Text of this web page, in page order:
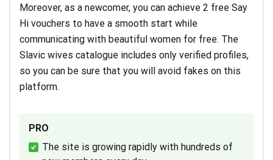
Moreover, as a newcomer, you can achieve 2 free Say
Hi vouchers to have a smooth start while
communicating with beautiful women for free. The
Slavic wives catalogue includes only verified profiles,
so you can be sure that you will avoid fakes on this
platform.
PRO
The site is growing rapidly with hundreds of